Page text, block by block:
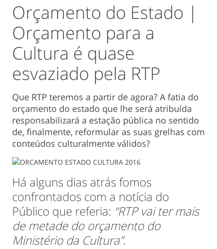
Orçamento do Estado |
Orçamento para a
Cultura é quase
esvaziado pela RTP
Que RTP teremos a partir de agora? A fatia do
orçamento do estado que lhe será atribuída
responsabilizará a estação pública no sentido
de, finalmente, reformular as suas grelhas com
conteúdos culturalmente válidos?
Há alguns dias atrás fomos
confrontados com a notícia do
Público que referia: “RTP vai ter mais
de metade do orçamento do
Ministério da Cultura”.